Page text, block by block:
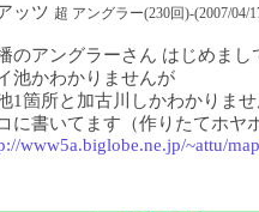
ッツ 超 アングラー(230回)-(2007/04/
のアングラーさん はじめまし
池かわかりませんが
1箇所と加古川しかわかりま
に書いてます（作りたてホヤ
www5a.biglobe.ne.jp/~attu/